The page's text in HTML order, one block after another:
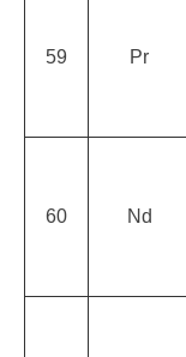
59 Pr
60 Nd